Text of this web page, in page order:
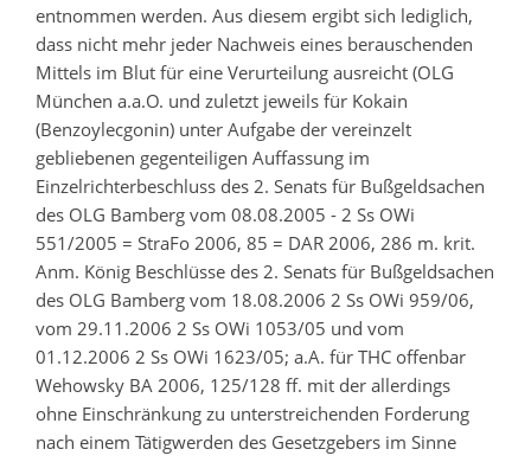
entnommen werden. Aus diesem ergibt sich lediglich,
dass nicht mehr jeder Nachweis eines berauschenden
Mittels im Blut für eine Verurteilung ausreicht (OLG
München a.a.O. und zuletzt jeweils für Kokain
(Benzoylecgonin) unter Aufgabe der vereinzelt
gebliebenen gegenteiligen Auffassung im
Einzelrichterbeschluss des 2. Senats für Bußgeldsachen
des OLG Bamberg vom 08.08.2005 - 2 Ss OWi
551/2005 = StraFo 2006, 85 = DAR 2006, 286 m. krit.
Anm. König Beschlüsse des 2. Senats für Bußgeldsachen
des OLG Bamberg vom 18.08.2006 2 Ss OWi 959/06,
vom 29.11.2006 2 Ss OWi 1053/05 und vom
01.12.2006 2 Ss OWi 1623/05; a.A. für THC offenbar
Wehowsky BA 2006, 125/128 ff. mit der allerdings
ohne Einschränkung zu unterstreichenden Forderung
nach einem Tätigwerden des Gesetzgebers im Sinne